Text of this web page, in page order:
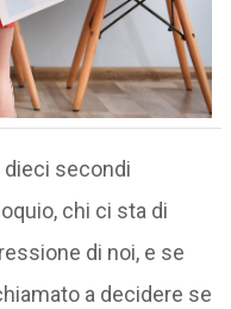
dieci secondi
chi ci sta di
di noi, e se
a decidere se